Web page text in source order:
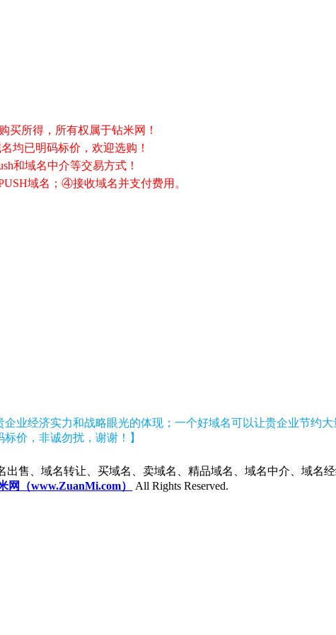
买所得，所有权属于钻米网！
均已明码标价，欢迎选购！
和域名中介等交易方式！
域名；④接收域名并支付费用。
业经济实力和战略眼光的体现；一个好域名可以让贵企业节约
价，非诚勿扰，谢谢！】
售、域名转让、买域名、卖域名、精品域名、域名中介、域名经
网（www.ZuanMi.com） All Rights Reserved.